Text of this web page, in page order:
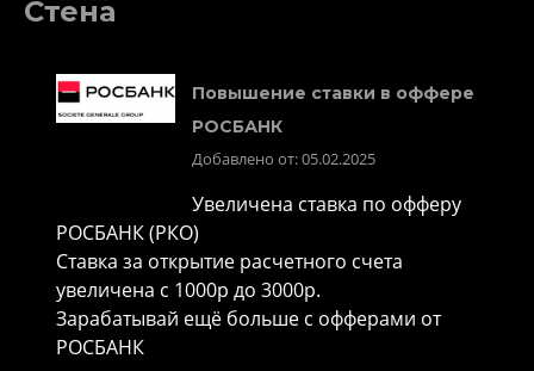
Стена
Повышение ставки в оффере
РОСБАНК
Добавлено от: 05.02.2025
Увеличена ставка по офферу
РОСБАНК (РКО)
Ставка за открытие расчетного счета
увеличена с 1000р до 3000р.
Зарабатывай ещё больше с офферами от
РОСБАНК